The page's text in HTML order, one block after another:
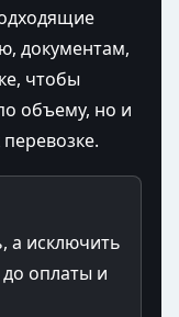
документам,
чтобы
объему, но и
а исключить
оплаты и